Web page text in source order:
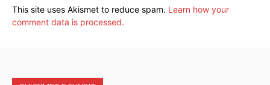
This site uses Akismet to reduce spam. Learn how your
comment data is processed.